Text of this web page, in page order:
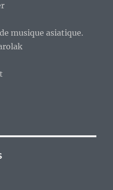
musique asiatique.